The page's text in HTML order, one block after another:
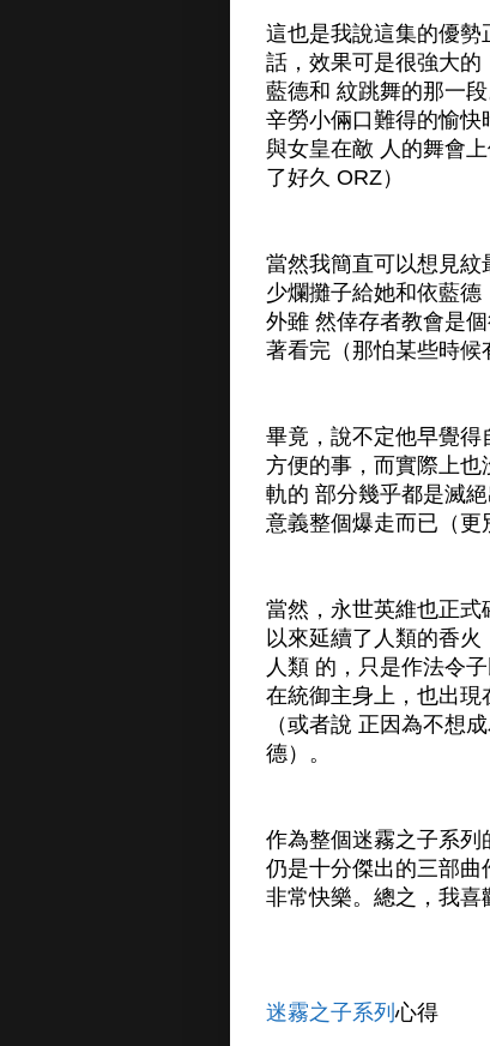
這也是我說這集的優
話，效果可是很強大
藍德和 紋跳舞的那一
辛勞小倆口難得的愉
與女皇在敵 人的舞會
了好久 ORZ）
當然我簡直可以想見紋
少爛攤子給她和依藍
外雖 然倖存者教會是
著看完（那怕某些時候
畢竟，說不定他早覺
方便的事，而實際上
軌的 部分幾乎都是滅
意義整個爆走而已（更
當然，永世英維也正
以來延續了人類的香
人類 的，只是作法令
在統御主身上，也出
（或者說 正因為不想
德）。
作為整個迷霧之子系
仍是十分傑出的三部
非常快樂。總之，我喜
迷霧之子系列心得